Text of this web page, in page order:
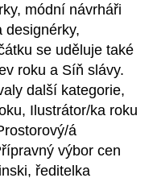
módní návrháři
designérky,
se uděluje také
roku a Síň slávy.
další kategorie,
Ilustrátor/ka roku
á
výbor cen
ředitelka